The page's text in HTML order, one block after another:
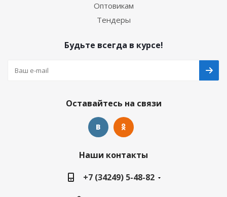
Оптовикам
Тендеры
Будьте всегда в курсе!
Оставайтесь на связи
Наши контакты
+7 (34249) 5-48-82